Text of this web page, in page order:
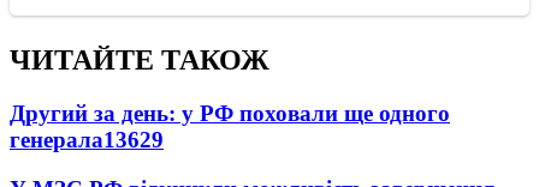
ЧИТАЙТЕ ТАКОЖ
Другий за день: у РФ поховали ще одного
генерала13629